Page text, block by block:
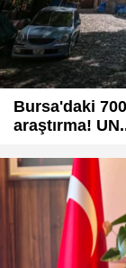
Bursa'daki
araştırma!